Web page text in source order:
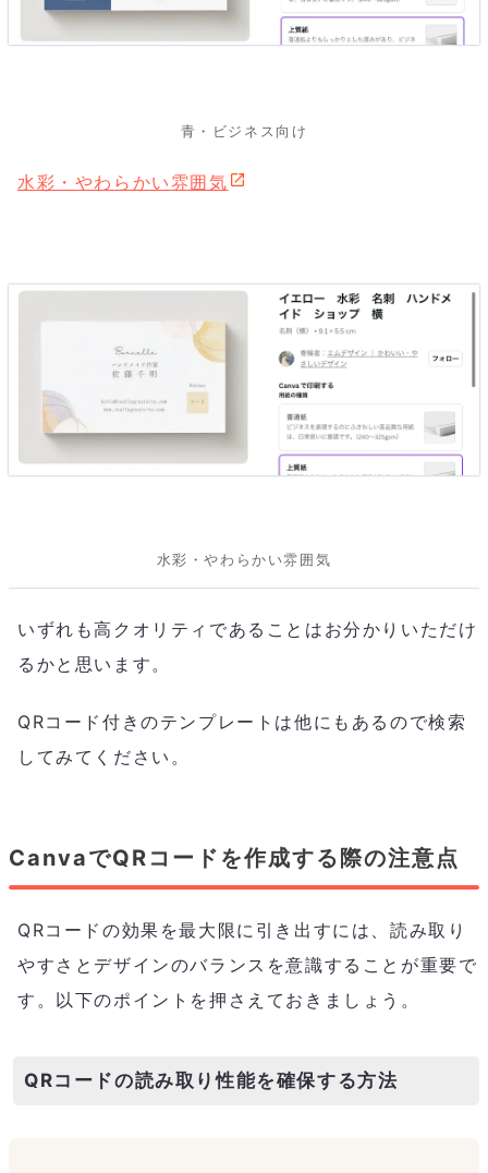
青・ビジネス向け
水彩・やわらかい雰囲気
水彩・やわらかい雰囲気
いずれも高クオリティであることはお分かりいただけ
るかと思います。
QRコード付きのテンプレートは他にもあるので検索
してみてください。
CanvaでQRコードを作成する際の注意点
QRコードの効果を最大限に引き出すには、読み取り
やすさとデザインのバランスを意識することが重要で
す。以下のポイントを押さえておきましょう。
QRコードの読み取り性能を確保する方法